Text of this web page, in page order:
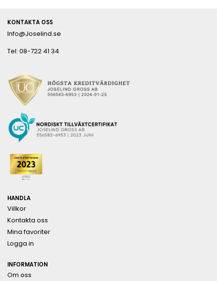
KONTAKTA OSS
Info@Joselind.se
Tel: 08-722 41 34
HANDLA
Villkor
Kontakta oss
Mina favoriter
Logga in
INFORMATION
Om oss